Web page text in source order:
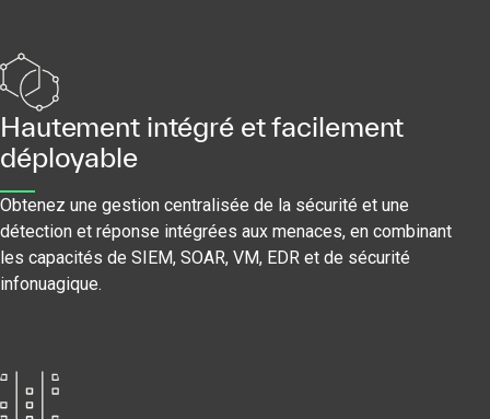
Hautement intégré et facilement
déployable
Obtenez une gestion centralisée de la sécurité et une
détection et réponse intégrées aux menaces, en combinant
les capacités de SIEM, SOAR, VM, EDR et de sécurité
infonuagique.